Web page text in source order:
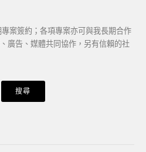
案簽約；各項專案亦可與我長期合作
廣告、媒體共同協作，另有信賴的社